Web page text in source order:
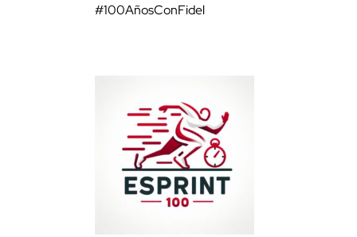
#100AñosConFidel